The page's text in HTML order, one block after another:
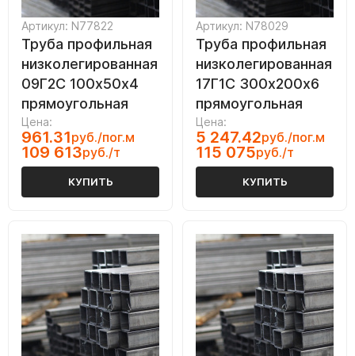
Артикул: N77822
Труба профильная
низколегированная
09Г2С 100х50х4
прямоугольная
Цена:
961.31руб./пог.м
109 613руб./т
КУПИТЬ
Артикул: N78029
Труба профильная
низколегированная
17Г1С 300х200х6
прямоугольная
Цена:
5 247.42руб./пог.м
115 075руб./т
КУПИТЬ